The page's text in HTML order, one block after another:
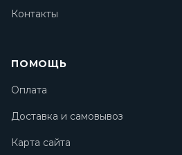
Контакты
ПОМОЩЬ
Оплата
Доставка и самовывоз
Карта сайта